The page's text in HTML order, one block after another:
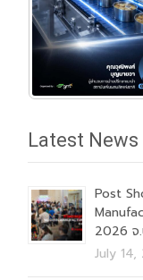
Latest
Post
2026 จ.
July